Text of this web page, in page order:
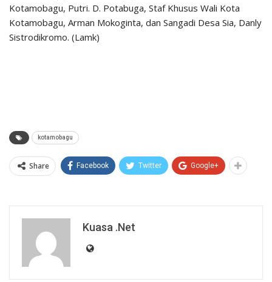
Kotamobagu, Putri. D. Potabuga, Staf Khusus Wali Kota
Kotamobagu, Arman Mokoginta, dan Sangadi Desa Sia, Danly
Sistrodikromo. (Lamk)
kotamobagu
Share Facebook Twitter Google+
Kuasa .net